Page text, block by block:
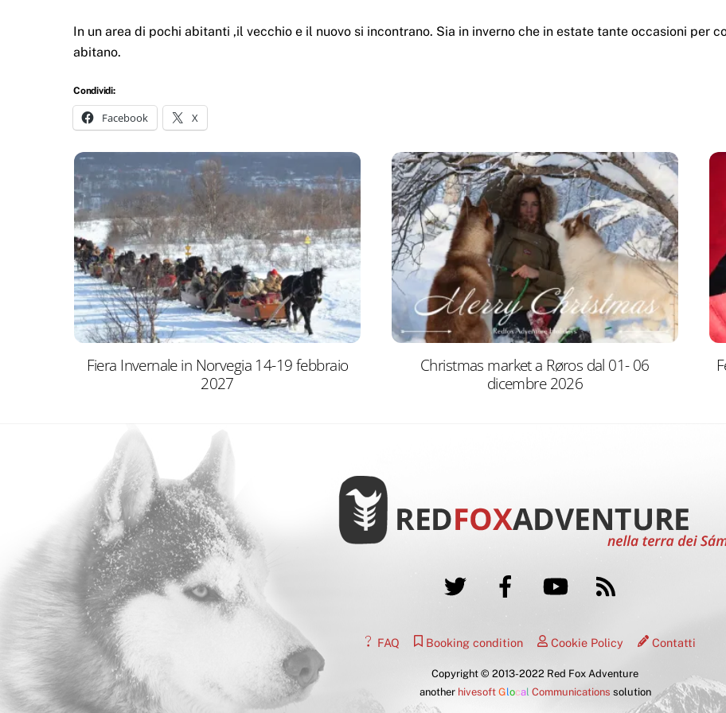
In un area di pochi abitanti ,il vecchio e il nuovo si incontrano. Sia in inverno che in estate tante occasioni per
abitano.
Condividi:
Facebook X
Fiera Invernale in Norvegia 14-19 febbraio
2027
Christmas market a Røros dal 01- 06
dicembre 2026
Twitter Facebook YouTube
FAQ Booking condition Cookie Policy Contatti
Copyright © 2013-2022 Red Fox Adventure
another hivesoft GlocalCommunications solution